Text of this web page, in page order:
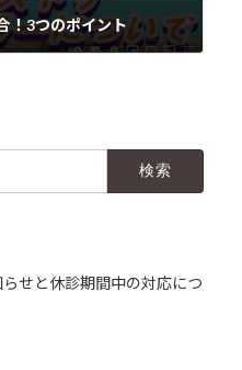
！3つのポイント
せと休診期間中の対応につ